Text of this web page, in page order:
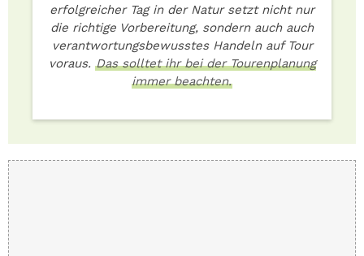
erfolgreicher Tag in der Natur setzt nicht nur
die richtige Vorbereitung, sondern auch auch
verantwortungsbewusstes Handeln auf Tour
voraus. Das solltet ihr bei der Tourenplanung
immer beachten.